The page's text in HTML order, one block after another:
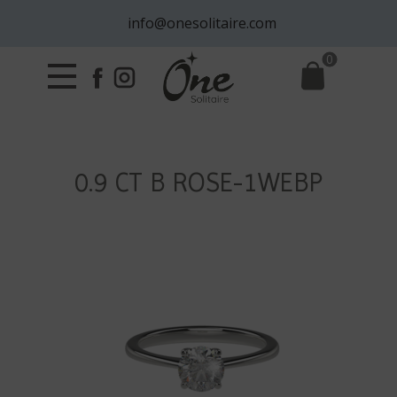
info@onesolitaire.com
0
0.9 CT B ROSE-1WEBP